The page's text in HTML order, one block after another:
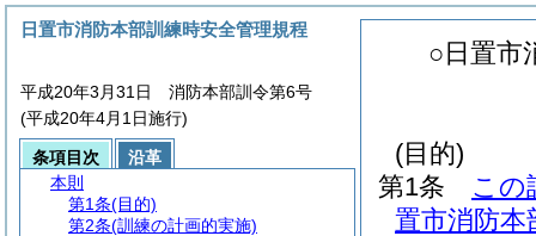
○日置市
(目的)
第1条
この
置市消防本
日置市消防本部訓練時安全管理規程
平成20年3月31日 消防本部訓令第6号
(平成20年4月1日施行)
条項目次
沿革
本則
第1条(目的)
第2条(訓練の計画的実施)